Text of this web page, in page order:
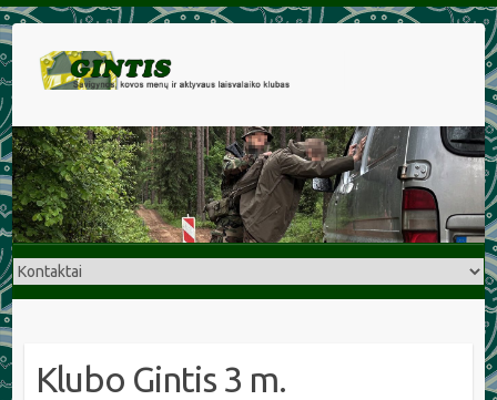
Klubo Gintis 3 m.